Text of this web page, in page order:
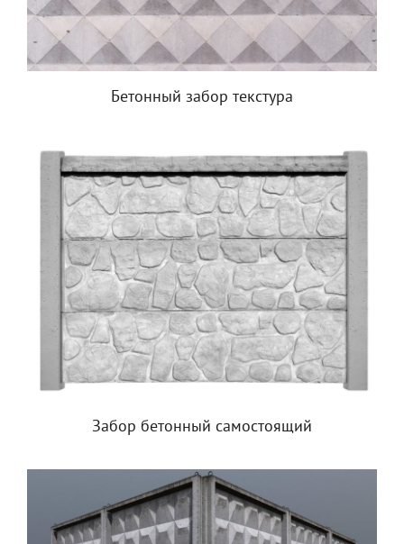
Бетонный забор текстура
Забор бетонный самостоящий